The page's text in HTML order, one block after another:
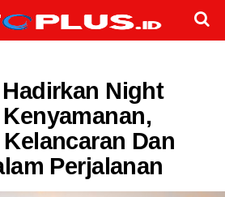
Night
Dan
Perjalanan